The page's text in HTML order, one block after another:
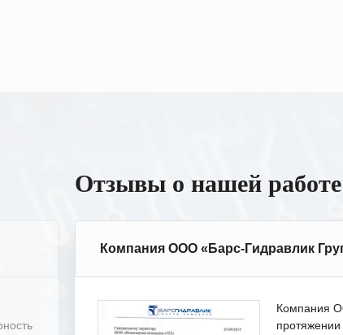
Отзывы о нашей работе
Компания ООО «Барс-Гидравлик
Компания
протяжении